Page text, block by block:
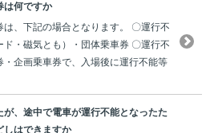
は何ですか
、下記の場合となります。 〇運行不
・磁気とも）・団体乗車券 〇運行不
企画乗車券で、入場後に運行不能等
、途中で電車が運行不能となったた
しはできますか